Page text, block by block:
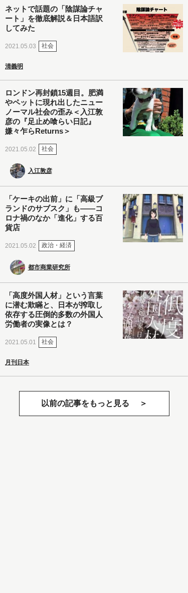
ネットで話題の「陰謀論チャ
ート」を徹底解説＆日本語訳
してみた
2021.05.03 社会
清義明
ロンドン再封鎖15週目。肥満
やペットに現れ出したニュー
ノーマル社会の歪み＜入江敦
彦の『足止め喰らい日記』
嫌々乍らReturns＞
2021.05.02 社会
入江敦彦
「ケーキの出前」に「高級ブ
ランドのサブスク」も――コ
ロナ禍のなか「進化」する百
貨店
2021.05.02 政治・経済
都市商業研究所
「高度外国人材」という言葉
に潜む欺瞞と、日本が搾取し
依存する圧倒的多数の外国人
労働者の実像とは？
2021.05.01 社会
月刊日本
以前の記事をもっと見る